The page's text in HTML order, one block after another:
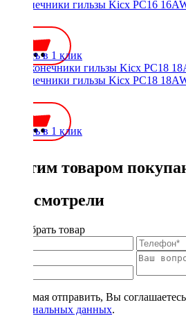
Наконечники гильзы Kicx PC16
Купить в 1 клик
Наконечники гильзы Kicx PC18
Купить в 1 клик
С этим товаром
Вы смотрели
Подобрать товар
Нажимая отправить, Вы
персональных данных.